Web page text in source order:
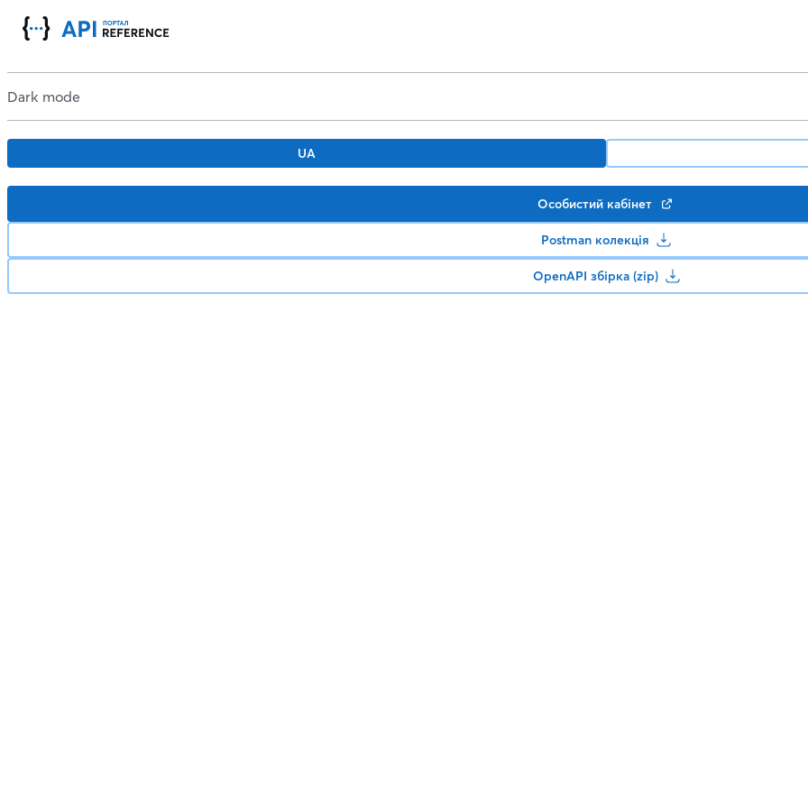
Dark mode
UA
Особистий кабінет
Postman колекція
OpenAPI збірка (zip)